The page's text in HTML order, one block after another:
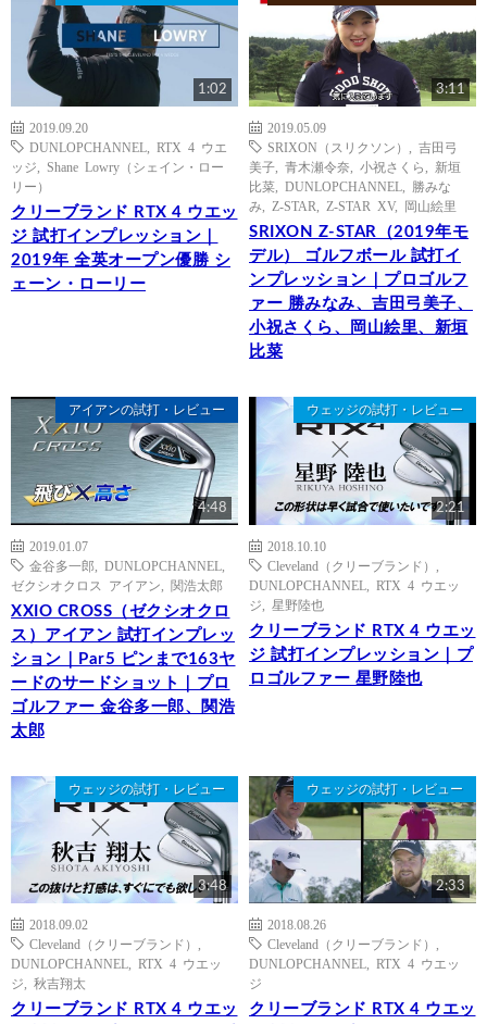
1:02
2019.09.20
DUNLOPCHANNEL
RTX 4 ウエ
ッジ
Shane Lowry（シェイン・ロー
リー）
クリーブランド RTX 4 ウエッ
ジ 試打インプレッション｜
2019年 全英オープン優勝 シ
ェーン・ローリー
3:11
2019.05.09
SRIXON（スリクソン）
吉田弓
美子
青木瀬令奈 小祝さくら
新垣
比菜
DUNLOPCHANNEL
勝みな
み
Z-STAR Z-STAR XV, 岡山絵里
SRIXON Z-STAR（2019年モ
デル） ゴルフボール 試打イ
ンプレッション｜プロゴルフ
ァー 勝みなみ、吉田弓美子、
小祝さくら、岡山絵里、新垣
比菜
アイアンの試打・レビュー
4:48
2019.01.07
金谷多一郎
DUNLOPCHANNEL
ゼクシオクロス アイアン
関浩太郎
XXIO CROSS（ゼクシオクロ
ス）アイアン 試打インプレッ
ション｜Par5 ピンまで163ヤ
ードのサードショット｜プロ
ゴルファー 金谷多一郎、関浩
太郎
ウェッジの試打・レビュー
2:21
2018.10.10
Cleveland（クリーブランド）
DUNLOPCHANNEL
RTX 4 ウエッ
ジ
星野陸也
クリーブランド RTX 4 ウエッ
ジ 試打インプレッション｜プ
ロゴルファー 星野陸也
ウェッジの試打・レビュー
3:48
2018.09.02
Cleveland（クリーブランド）
DUNLOPCHANNEL
RTX 4 ウエッ
ジ
秋吉翔太
クリーブランド RTX 4 ウエッ
ウェッジの試打・レビュー
2:33
2018.08.26
Cleveland（クリーブランド）
DUNLOPCHANNEL
RTX 4 ウエッ
ジ
クリーブランド RTX 4 ウエッ